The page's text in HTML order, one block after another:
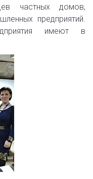
частных домов,
предприятий.
имеют в